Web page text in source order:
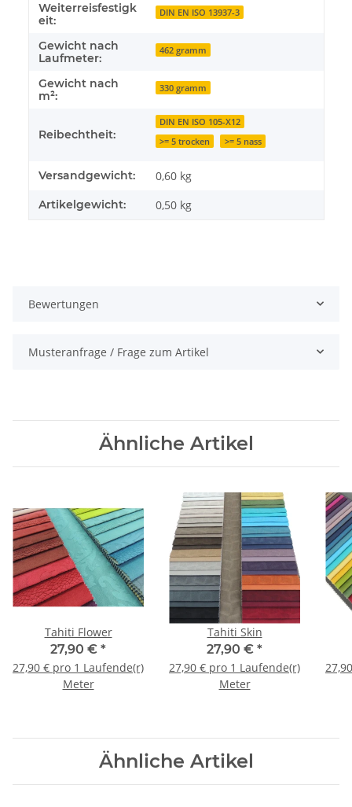
Weiterreisfestigk
eit:
DIN EN ISO 13937-3
Gewicht nach
Laufmeter:
462 gramm
Gewicht nach
m²:
330 gramm
Reibechtheit:
DIN EN ISO 105-X12
>= 5 trocken
>= 5 nass
Versandgewicht: 0,60 kg
Artikelgewicht: 0,50 kg
Bewertungen
Musteranfrage / Frage zum Artikel
Ähnliche Artikel
Tahiti Flower
27,90 € *
27,90 € pro 1 Laufende(r)
Meter
Tahiti Skin
27,90 € *
27,90 € pro 1 Laufende(r)
Meter
Ähnliche Artikel